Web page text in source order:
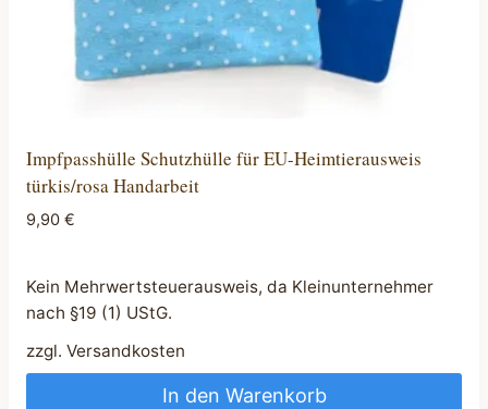
Impfpasshülle Schutzhülle für EU-Heimtierausweis
türkis/rosa Handarbeit
9,90 €
Kein Mehrwertsteuerausweis, da Kleinunternehmer
nach §19 (1) UStG.
zzgl. Versandkosten
In den Warenkorb